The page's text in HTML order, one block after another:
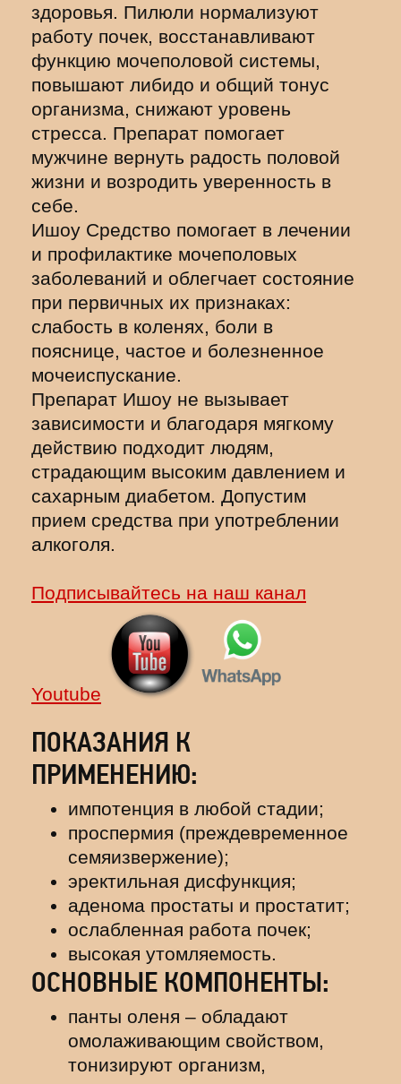
здоровья. Пилюли нормализуют
работу почек, восстанавливают
функцию мочеполовой системы,
повышают либидо и общий тонус
организма, снижают уровень
стресса. Препарат помогает
мужчине вернуть радость половой
жизни и возродить уверенность в
себе.
Ишоу Средство помогает в лечении
и профилактике мочеполовых
заболеваний и облегчает состояние
при первичных их признаках:
слабость в коленях, боли в
пояснице, частое и болезненное
мочеиспускание.
Препарат Ишоу не вызывает
зависимости и благодаря мягкому
действию подходит людям,
страдающим высоким давлением и
сахарным диабетом. Допустим
прием средства при употреблении
алкоголя.
Подписывайтесь на наш канал
Youtube
ПОКАЗАНИЯ К
ПРИМЕНЕНИЮ:
импотенция в любой стадии;
проспермия (преждевременное
семяизвержение);
эректильная дисфункция;
аденома простаты и простатит;
ослабленная работа почек;
высокая утомляемость.
ОСНОВНЫЕ КОМПОНЕНТЫ:
панты оленя – обладают
омолаживающим свойством,
тонизируют организм,